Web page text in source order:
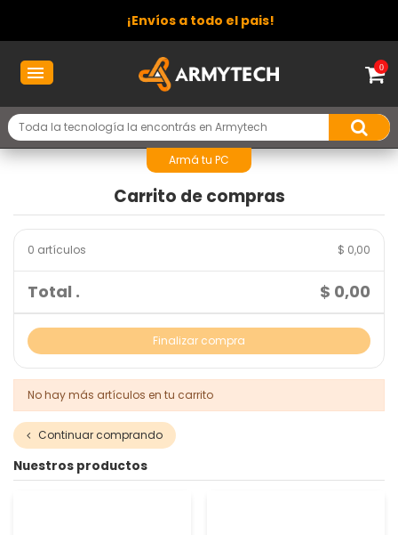
¡Envíos a todo el pais!
0
Armá tu PC
Carrito de compras
No hay más artículos en tu carrito
Continuar comprando
0 artículos $ 0,00
Total . $ 0,00
Finalizar compra
Nuestros productos